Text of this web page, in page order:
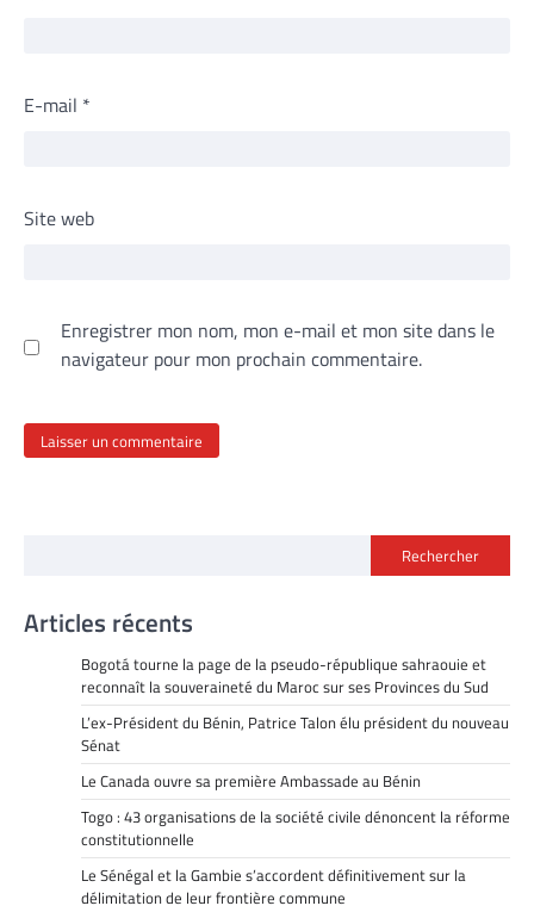
E-mail *
Site web
Enregistrer mon nom, mon e-mail et mon site dans le
navigateur pour mon prochain commentaire.
Rechercher
Articles récents
Bogotá tourne la page de la pseudo-république sahraouie et
reconnaît la souveraineté du Maroc sur ses Provinces du Sud
L’ex-Président du Bénin, Patrice Talon élu président du nouveau
Sénat
Le Canada ouvre sa première Ambassade au Bénin
Togo : 43 organisations de la société civile dénoncent la réforme
constitutionnelle
Le Sénégal et la Gambie s’accordent définitivement sur la
délimitation de leur frontière commune